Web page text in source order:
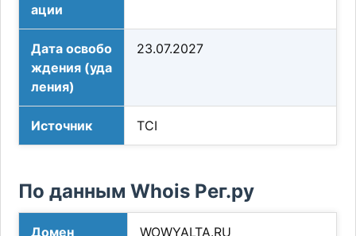
ации
Дата освобо
ждения (уда
ления)
23.07.2027
Источник TCI
По данным Whois Рег.ру
Домен WOWYALTA.RU